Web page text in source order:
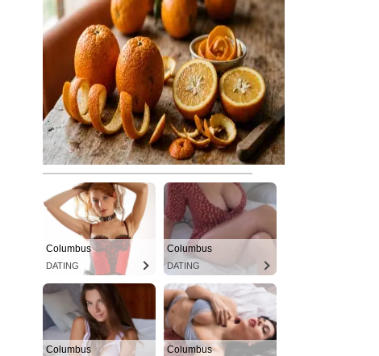
Columbus
DATING
Columbus
DATING
Columbus Columbus